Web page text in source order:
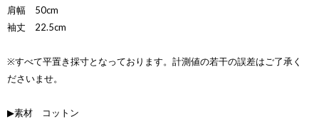
肩幅 50cm
袖丈 22.5cm
※すべて平置き採寸となっております。計測値の若干の誤差はご了承く
ださいませ。
▶素材 コットン